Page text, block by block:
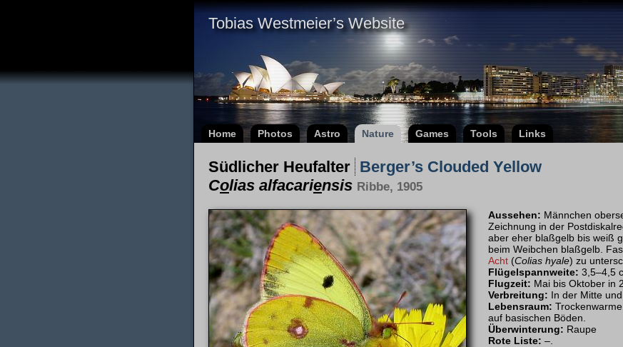
Tobias Westmeier’s Website
Home Photos Astro Nature Games Tools Links
Südlicher Heufalter Berger’s Clouded Yellow
Colias alfacariensis Ribbe, 1905
Aussehen: Männchen
Zeichnung in der
aber eher blaßgelb bis weiß
beim Weibchen blaßgelb.
Acht (Colias hyale) zu
Flügelspannweite: 3,5–4,5
Flugzeit: Mai bis Oktober in
Verbreitung: In der Mitte
Lebensraum:
auf basischen Böden.
Überwinterung: Raupe
Rote Liste: –.